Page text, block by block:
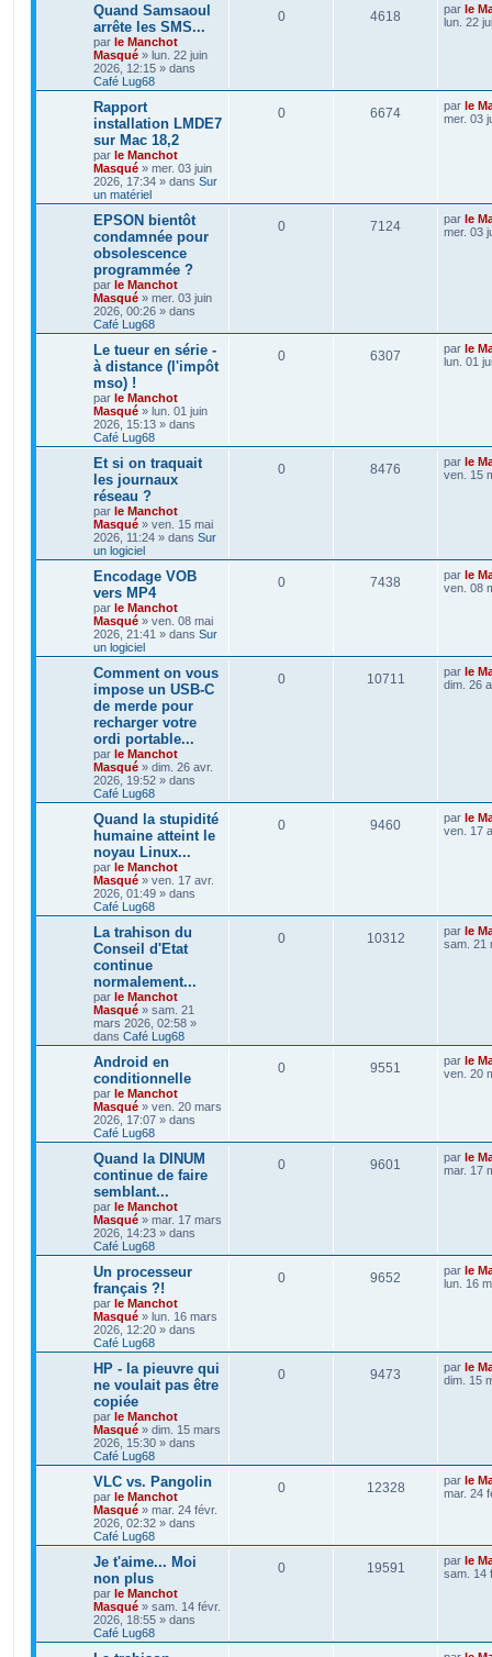
Quand Samsaoul
arrête les SMS...
par le Manchot
Masqué » lun. 22 juin
2026, 12:15 » dans
Café Lug68
0 4618 par le
lun. 22
Rapport
installation LMDE7
sur Mac 18,2
par le Manchot
Masqué » mer. 03 juin
2026, 17:34 » dans Sur
un matériel
0 6674 par le
mer. 03
EPSON bientôt
condamnée pour
obsolescence
programmée ?
par le Manchot
Masqué » mer. 03 juin
2026, 00:26 » dans
Café Lug68
0 7124 par le
mer. 03
Le tueur en série -
à distance (l'impôt
mso) !
par le Manchot
Masqué » lun. 01 juin
2026, 15:13 » dans
Café Lug68
0 6307 par le
lun. 01
Et si on traquait
les journaux
réseau ?
par le Manchot
Masqué » ven. 15 mai
2026, 11:24 » dans Sur
un logiciel
0 8476 par le
ven. 15
Encodage VOB
vers MP4
par le Manchot
Masqué » ven. 08 mai
2026, 21:41 » dans Sur
un logiciel
0 7438 par le
ven. 08
Comment on vous
impose un USB-C
de merde pour
recharger votre
ordi portable...
par le Manchot
Masqué » dim. 26 avr.
2026, 19:52 » dans
Café Lug68
0 10711 par le
dim. 26
Quand la stupidité
humaine atteint le
noyau Linux...
par le Manchot
Masqué » ven. 17 avr.
2026, 01:49 » dans
Café Lug68
0 9460 par le
ven. 17
La trahison du
Conseil d'Etat
continue
normalement...
par le Manchot
Masqué » sam. 21
mars 2026, 02:58 »
dans Café Lug68
0 10312 par le
sam. 21
Android en
conditionnelle
par le Manchot
Masqué » ven. 20 mars
2026, 17:07 » dans
Café Lug68
0 9551 par le
ven. 20
Quand la DINUM
continue de faire
semblant...
par le Manchot
Masqué » mar. 17 mars
2026, 14:23 » dans
Café Lug68
0 9601 par le
mar. 17
Un processeur
français ?!
par le Manchot
Masqué » lun. 16 mars
2026, 12:20 » dans
Café Lug68
0 9652 par le
lun. 16
HP - la pieuvre qui
ne voulait pas être
copiée
par le Manchot
Masqué » dim. 15 mars
2026, 15:30 » dans
Café Lug68
0 9473 par le
dim. 15
VLC vs. Pangolin
par le Manchot
Masqué » mar. 24 févr.
2026, 02:32 » dans
Café Lug68
0 12328 par le
mar. 24
Je t'aime... Moi
non plus
par le Manchot
Masqué » sam. 14 févr.
2026, 18:55 » dans
Café Lug68
0 19591 par le
sam. 14